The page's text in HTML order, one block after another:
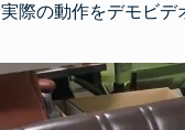
実際の動作をデモビデ